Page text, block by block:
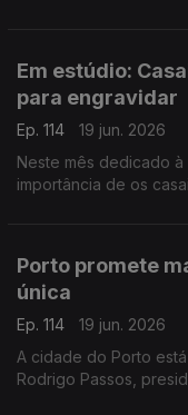
Em estúdio:
para engravidar
Ep. 114
19 jun. 2026
Neste mês dedicado
importância de os
Porto promete
única
Ep. 114
19 jun. 2026
A cidade do Porto
Rodrigo Passos,